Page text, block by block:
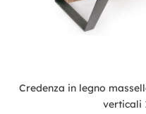
Credenza in legno
verticali